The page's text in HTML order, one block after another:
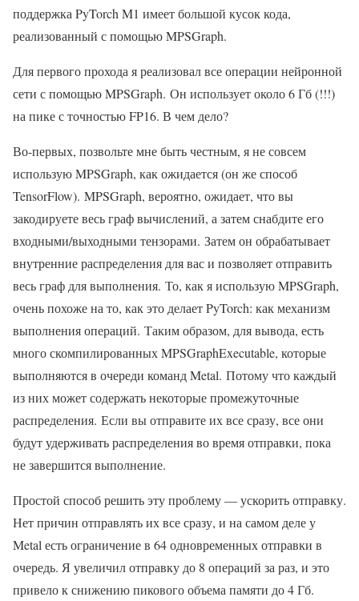
поддержка PyTorch M1 имеет большой кусок кода,
реализованный с помощью MPSGraph.
Для первого прохода я реализовал все операции нейронной
сети с помощью MPSGraph. Он использует около 6 Гб (!!!)
на пике с точностью FP16. В чем дело?
Во-первых, позвольте мне быть честным, я не совсем
использую MPSGraph, как ожидается (он же способ
TensorFlow). MPSGraph, вероятно, ожидает, что вы
закодируете весь граф вычислений, а затем снабдите его
входными/выходными тензорами. Затем он обрабатывает
внутренние распределения для вас и позволяет отправить
весь граф для выполнения. То, как я использую MPSGraph,
очень похоже на то, как это делает PyTorch: как механизм
выполнения операций. Таким образом, для вывода, есть
много скомпилированных MPSGraphExecutable, которые
выполняются в очереди команд Metal. Потому что каждый
из них может содержать некоторые промежуточные
распределения. Если вы отправите их все сразу, все они
будут удерживать распределения во время отправки, пока
не завершится выполнение.
Простой способ решить эту проблему — ускорить отправку.
Нет причин отправлять их все сразу, и на самом деле у
Metal есть ограничение в 64 одновременных отправки в
очередь. Я увеличил отправку до 8 операций за раз, и это
привело к снижению пикового объема памяти до 4 Гб.